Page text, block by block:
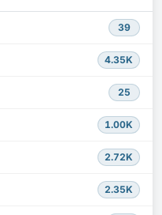
39
4.35K
25
1.00K
2.72K
2.35K